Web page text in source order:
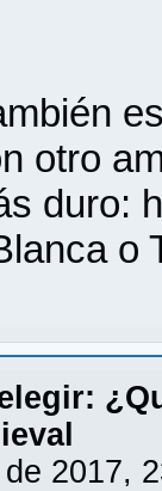
otro
duro:
o
de 2017,